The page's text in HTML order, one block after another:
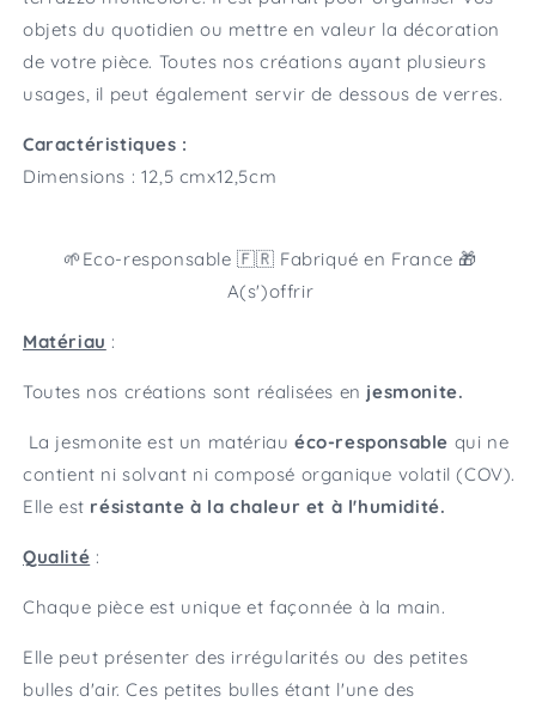
objets du quotidien ou mettre en valeur la décoration
de votre pièce. Toutes nos créations ayant plusieurs
usages, il peut également servir de dessous de verres.
Caractéristiques :
Dimensions : 12,5 cmx12,5cm
🌱Eco-responsable 🇫🇷 Fabriqué en France 🎁
A(s')offrir
Matériau :
Toutes nos créations sont réalisées en jesmonite.
La jesmonite est un matériau éco-responsable qui ne
contient ni solvant ni composé organique volatil (COV).
Elle est résistante à la chaleur et à l'humidité.
Qualité :
Chaque pièce est unique et façonnée à la main.
Elle peut présenter des irrégularités ou des petites
bulles d'air. Ces petites bulles étant l'une des